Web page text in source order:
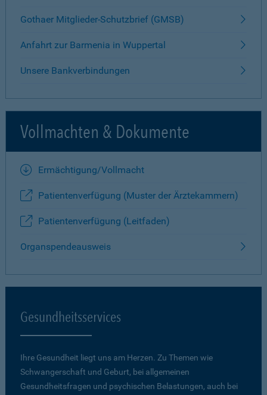
Gothaer Mitglieder-Schutzbrief (GMSB)
Anfahrt zur Barmenia in Wuppertal
Unsere Bankverbindungen
Vollmachten & Dokumente
Ermächtigung/Vollmacht
Patientenverfügung (Muster der Ärztekammern)
Patientenverfügung (Leitfaden)
Organspendeausweis
Gesundheitsservices
Ihre Gesundheit liegt uns am Herzen. Zu Themen wie
Schwangerschaft und Geburt, bei allgemeinen
Gesundheitsfragen und psychischen Belastungen, auch bei